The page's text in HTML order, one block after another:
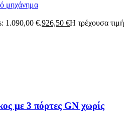
μηχάνημα
1.090,00 €.926,50 €Η τρέχουσα τιμή
με 3 πόρτες GN χωρίς